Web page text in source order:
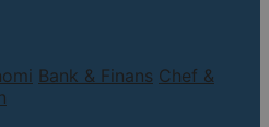
Bank & Finans Chef &